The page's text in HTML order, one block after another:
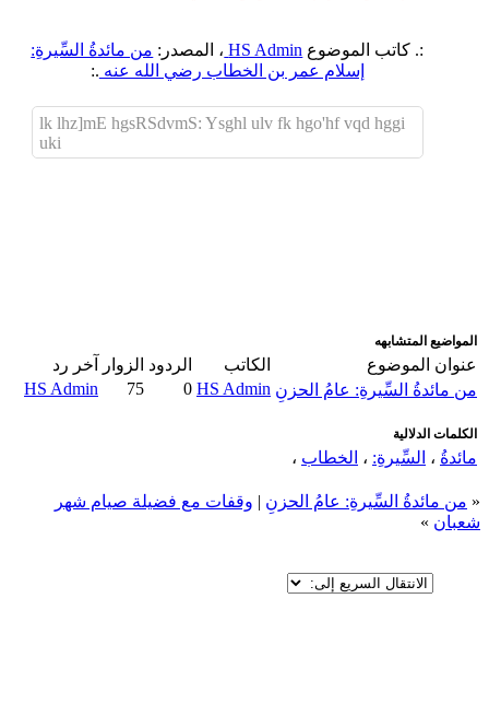
:. كاتب الموضوع HS Admin ، المصدر: من مائدةُ السِّيرةِ:
إسلام عمر بن الخطاب رضي الله عنه .:
lk lhz]mE hgsRSdvmS: Ysghl ulv fk hgo'hf vqd hggi
uki
المواضيع المتشابهه
عنوان الموضوع الكاتب الردود الزوار
آخر رد
من مائدةُ السِّيرةِ: عامُ الحزنِ HS Admin
0
75
HS Admin
الكلمات الدلالية
مائدةُ ، السِّيرةِ: ، الخطاب ،
« من مائدةُ السِّيرةِ: عامُ الحزنِ | وقفات مع فضيلة صيام شهر
شعبان »